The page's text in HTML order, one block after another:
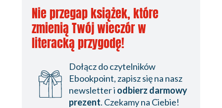
Nie przegap książek, które
zmienią Twój wieczór w
literacką przygodę!
Dołącz do czytelników
Ebookpoint, zapisz się na nasz
newsletter i odbierz darmowy
prezent. Czekamy na Ciebie!